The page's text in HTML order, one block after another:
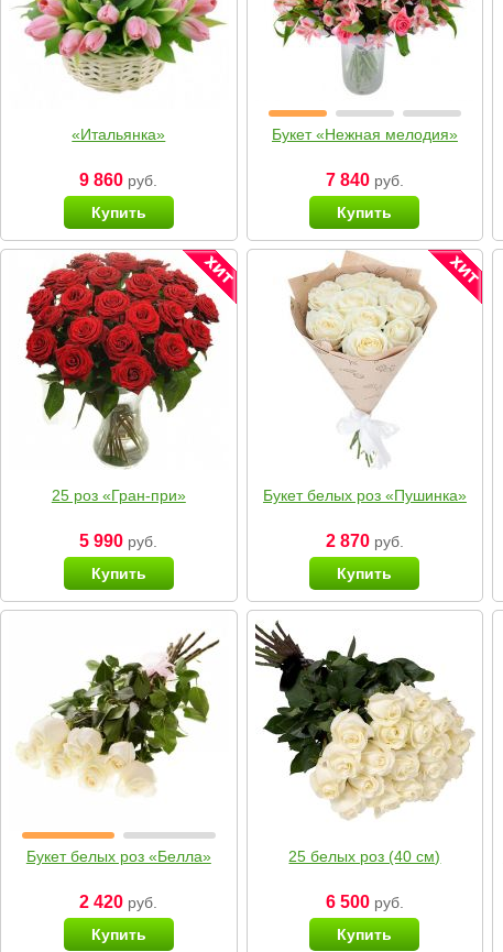
«Итальянка»
9 860 руб.
Купить
Букет «Нежная мелодия»
7 840руб.
Купить
25 роз «Гран-при»
5 990 руб.
Купить
Букет белых роз «Пушинка»
2 870руб.
Купить
Букет белых роз «Белла»
2 420 руб.
Купить
25 белых роз (40 см)
6 500руб.
Купить